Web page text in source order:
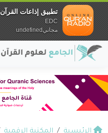
تطبيق إذاعات
EDC
مجانيundefined